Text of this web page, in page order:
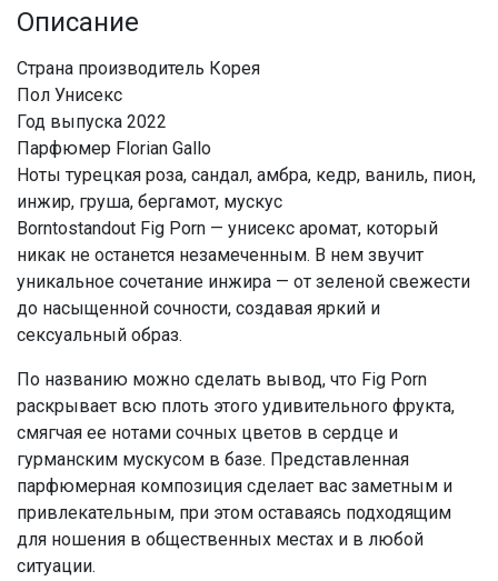
Описание
Страна производитель Корея
Пол Унисекс
Год выпуска 2022
Парфюмер Florian Gallo
Ноты турецкая роза, сандал, амбра, кедр, ваниль, пион,
инжир, груша, бергамот, мускус
Borntostandout Fig Porn — унисекс аромат, который
никак не останется незамеченным. В нем звучит
уникальное сочетание инжира — от зеленой свежести
до насыщенной сочности, создавая яркий и
сексуальный образ.
По названию можно сделать вывод, что Fig Porn
раскрывает всю плоть этого удивительного фрукта,
смягчая ее нотами сочных цветов в сердце и
гурманским мускусом в базе. Представленная
парфюмерная композиция сделает вас заметным и
привлекательным, при этом оставаясь подходящим
для ношения в общественных местах и в любой
ситуации.